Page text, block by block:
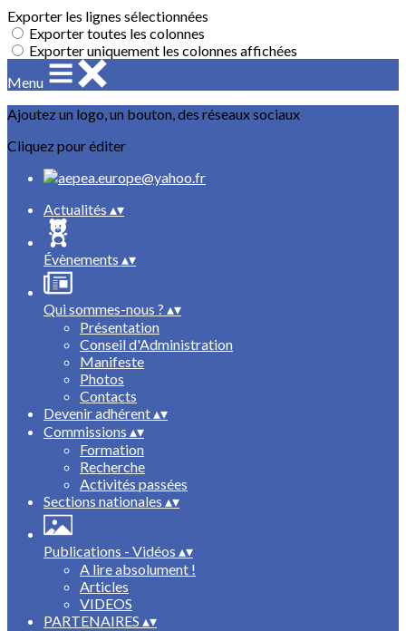
Exporter les lignes sélectionnées
Exporter toutes les colonnes
Exporter uniquement les colonnes affichées
Menu
Ajoutez un logo, un bouton, des réseaux sociaux
Cliquez pour éditer
Actualités ▴▾
Évènements ▴▾
Qui sommes-nous ? ▴▾
Présentation
Conseil d'Administration
Manifeste
Photos
Contacts
Devenir adhérent▴▾
Commissions ▴▾
Formation
Recherche
Activités passées
Sections nationales ▴▾
Publications - Vidéos ▴▾
A lire absolument !
Articles
VIDEOS
PARTENAIRES ▴▾